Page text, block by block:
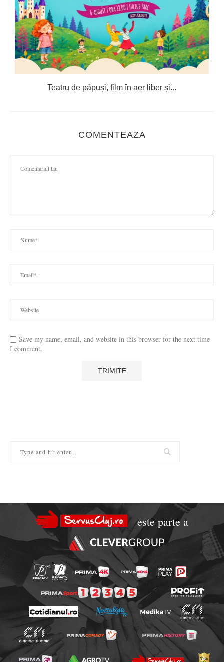
Teatru de păpuși, film în aer liber și...
COMENTEAZA
Save my name, email, and website in this browser for the next time
I comment.
este parte a